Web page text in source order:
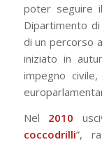
poter seguire
Dipartimento
di un percorso
iniziato in
impegno
Nel 2010
coccodrilli”,